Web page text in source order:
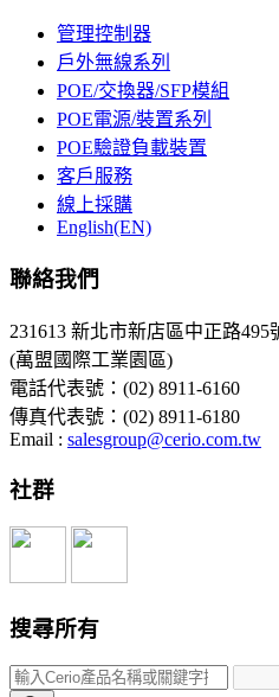
管理控制器
戶外無線系列
POE/交換器/SFP模組
POE電源/裝置系列
POE驗證負載裝置
客戶服務
線上採購
English(EN)
聯絡我們
231613 新北市新店區中正路495
(萬盟國際工業園區)
電話代表號：(02) 8911-6160
傳真代表號：(02) 8911-6180
Email : salesgroup@cerio.com.tw
社群
搜尋所有